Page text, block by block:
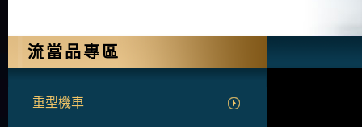
流當品專區
重型機車